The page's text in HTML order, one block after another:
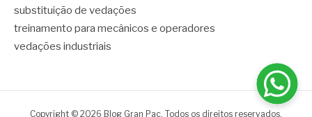
substituição de vedações
treinamento para mecânicos e operadores
vedações industriais
Copyright © 2026 Blog Gran Pac. Todos os direitos reservados.